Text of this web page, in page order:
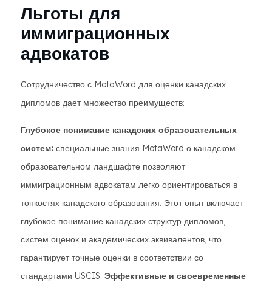
Льготы для
иммиграционных
адвокатов
Сотрудничество с MotaWord для оценки канадских
дипломов дает множество преимуществ:
Глубокое понимание канадских образовательных
систем: специальные знания MotaWord о канадском
образовательном ландшафте позволяют
иммиграционным адвокатам легко ориентироваться в
тонкостях канадского образования. Этот опыт включает
глубокое понимание канадских структур дипломов,
систем оценок и академических эквивалентов, что
гарантирует точные оценки в соответствии со
стандартами USCIS. Эффективные и своевременные